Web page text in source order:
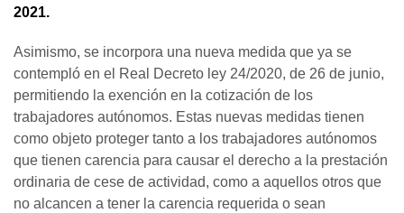
2021.
Asimismo, se incorpora una nueva medida que ya se
contempló en el Real Decreto ley 24/2020, de 26 de junio,
permitiendo la exención en la cotización de los
trabajadores autónomos. Estas nuevas medidas tienen
como objeto proteger tanto a los trabajadores autónomos
que tienen carencia para causar el derecho a la prestación
ordinaria de cese de actividad, como a aquellos otros que
no alcancen a tener la carencia requerida o sean